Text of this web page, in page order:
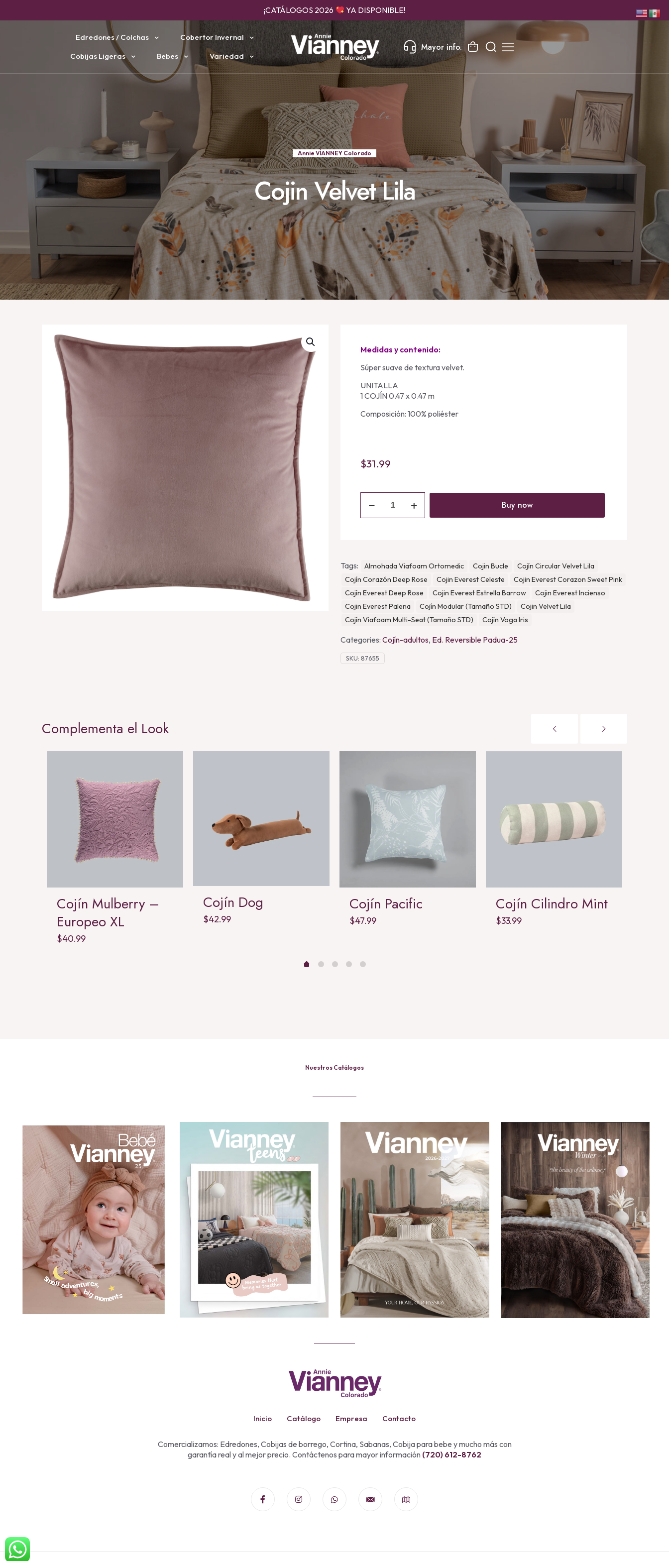
ENVÍO RÁPIDO, SEGURO Y GRAN COBERTURA
Edredones / Colchas
Cobertor Invernal
Cobijas Ligeras
Bebes Variedad
Mayor info.
Annie VÍANNEY Colorado
Cojin Velvet Lila
Medidas y contenido:
Súper suave de textura velvet.
UNITALLA
1 COJÍN 0.47 x 0.47 m
Composición: 100% poliéster
$31.99
Velvet
Lila
Buy now
Tags: Almohada Viafoam Ortomedic Cojin Bucle
Cojín Circular Velvet Lila
Cojín Corazón Deep Rose
Cojin Everest Celeste
Cojin Everest Corazon Sweet Pink
Cojín Everest Deep Rose
Cojin Everest Estrella Barrow
Cojin Everest Incienso
Cojin Everest Palena
Cojín Modular (Tamaño STD)
Cojin Velvet Lila
Cojín Viafoam Multi-Seat (Tamaño STD)
Cojín Voga Iris
Categories: Cojín-adultos, Ed. Reversible Padua-25
SKU: 87655
Complementa el Look
Cojín Mulberry –
Europeo XL
$40.99
Cojín Dog
$42.99
Cojín Pacific
$47.99
Cojín Cilindro Mint
$33.99
Nuestros Catálogos
Inicio Catálogo Empresa Contacto
Comercializamos: Edredones, Cobijas de borrego, Cortina, Sabanas, Cobija para bebe y mucho más con
garantía real y al mejor precio. Contáctenos para mayor información (720) 612-8762